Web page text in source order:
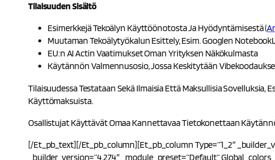
Tilaisuuden Sisältö
Esimerkkejä Tekoälyn Käyttöönotosta Ja Hyödyntämisestä (
Muutaman Tekoälytyökalun Esittely, Esim. Googlen
EU:n AI Actin Vaatimukset Oman Yrityksen Näkökulmasta
Käytännön Valmennusosio, Jossa Keskitytään
Tilaisuudessa Testataan Sekä Ilmaisia Että Maksullisia
Käyttömaksuista.
Osallistujat Käyttävät Omaa Kannettavaa Tietokonettaan
[/et_pb_text][/et_pb_column][et_pb_column Type=”1_2″
_builder_version=”4.27.4″ _module_preset=”default”